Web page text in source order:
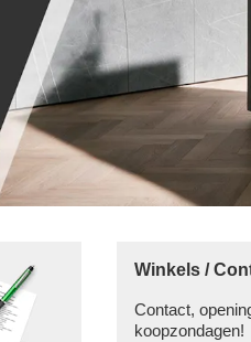
Winkels /
Contact,
koopzondagen!